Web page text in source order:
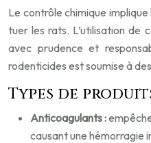
Le contrôle chimique
tuer les rats. L’utilisation de
avec prudence et
rodenticides est soumise à
Types de
Anticoagulants :
causant une hémorragie